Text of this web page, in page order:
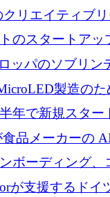
で 220 万ドルを
クリエイティブ
ティングのスタ
のスタートアッ
が株式資金
ッパのソブリン
未来を推進する
製造の
ポンドを獲得
年で新規スター
を目の当たりに
食品メーカーの
1,070 万ドルを
ボーディング、
統合するために
が支援するドイ